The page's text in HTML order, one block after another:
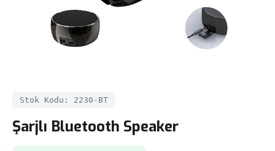
Stok Kodu: 2230-BT
Şarjlı Bluetooth Speaker